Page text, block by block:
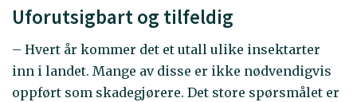
Uforutsigbart og tilfeldig
– Hvert år kommer det et utall ulike insektarter
inn i landet. Mange av disse er ikke nødvendigvis
oppført som skadegjørere. Det store spørsmålet er